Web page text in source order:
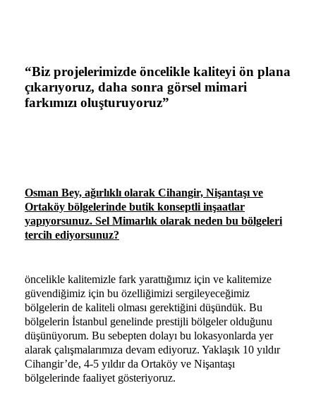
“Biz projelerimizde öncelikle kaliteyi ön plana
çıkarıyoruz, daha sonra görsel mimari
farkımızı oluşturuyoruz”
Osman Bey, ağırlıklı olarak Cihangir, Nişantaşı ve
Ortaköy bölgelerinde butik konseptli inşaatlar
yapıyorsunuz. Sel Mimarlık olarak neden bu bölgeleri
tercih ediyorsunuz?
öncelikle kalitemizle fark yarattığımız için ve kalitemize
güvendiğimiz için bu özelliğimizi sergileyeceğimiz
bölgelerin de kaliteli olması gerektiğini düşündük. Bu
bölgelerin İstanbul genelinde prestijli bölgeler olduğunu
düşünüyorum. Bu sebepten dolayı bu lokasyonlarda yer
alarak çalışmalarımıza devam ediyoruz. Yaklaşık 10 yıldır
Cihangir’de, 4-5 yıldır da Ortaköy ve Nişantaşı
bölgelerinde faaliyet gösteriyoruz.